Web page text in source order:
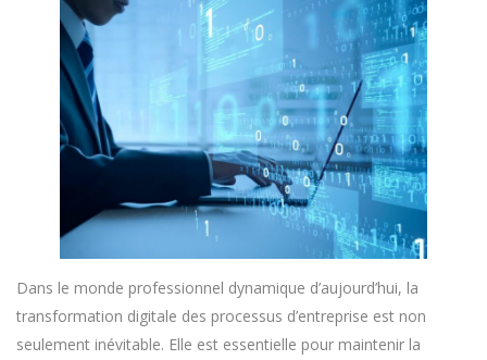
Dans le monde professionnel dynamique d’aujourd’hui, la
transformation digitale des processus d’entreprise est non
seulement inévitable. Elle est essentielle pour maintenir la